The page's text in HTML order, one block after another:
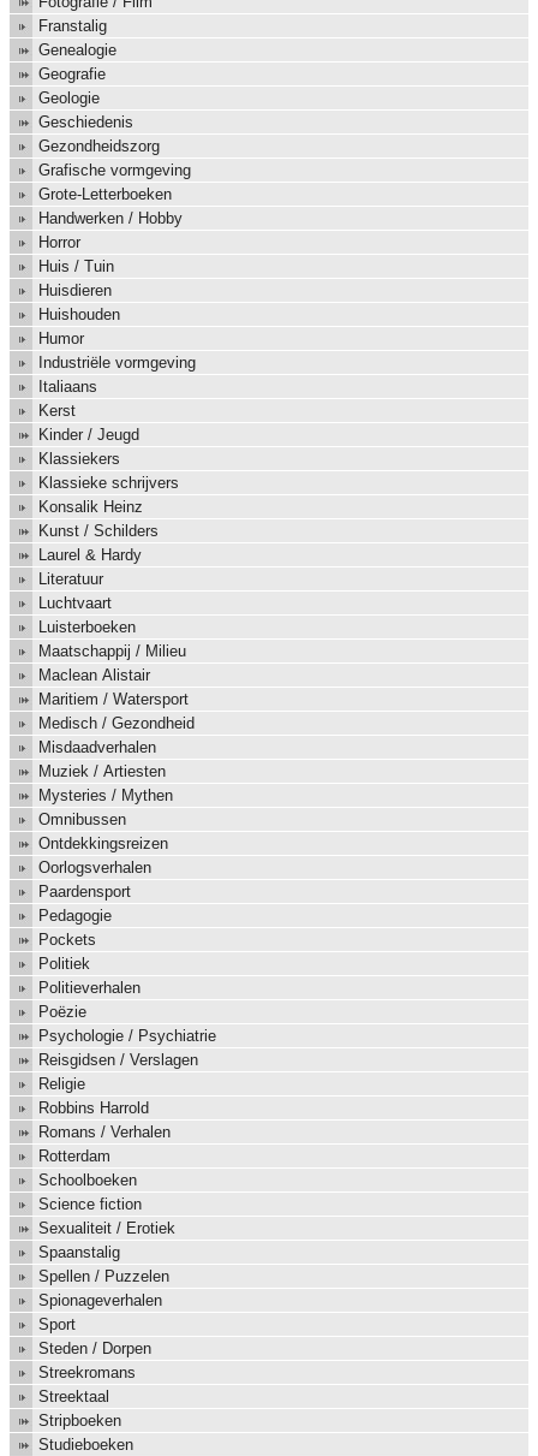
Franstalig
Genealogie
Geografie
Geologie
Geschiedenis
Gezondheidszorg
Grafische vormgeving
Grote-Letterboeken
Handwerken / Hobby
Horror
Huis / Tuin
Huisdieren
Huishouden
Humor
Industriële vormgeving
Italiaans
Kerst
Kinder / Jeugd
Klassiekers
Klassieke schrijvers
Konsalik Heinz
Kunst / Schilders
Laurel & Hardy
Literatuur
Luchtvaart
Luisterboeken
Maatschappij / Milieu
Maclean Alistair
Maritiem / Watersport
Medisch / Gezondheid
Misdaadverhalen
Muziek / Artiesten
Mysteries / Mythen
Omnibussen
Ontdekkingsreizen
Oorlogsverhalen
Paardensport
Pedagogie
Pockets
Politiek
Politieverhalen
Poëzie
Psychologie / Psychiatrie
Reisgidsen / Verslagen
Religie
Robbins Harrold
Romans / Verhalen
Rotterdam
Schoolboeken
Science fiction
Sexualiteit / Erotiek
Spaanstalig
Spellen / Puzzelen
Spionageverhalen
Sport
Steden / Dorpen
Streekromans
Streektaal
Stripboeken
Studieboeken